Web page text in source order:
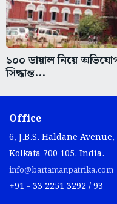
১০০ ডায়াল নিয়ে
সিদ্ধান্ত...
Office
6, J.B.S. Haldane Avenue,
Kolkata 700 105, India.
info@bartamanpatrika.com
+91 - 33 2251 3292 / 93